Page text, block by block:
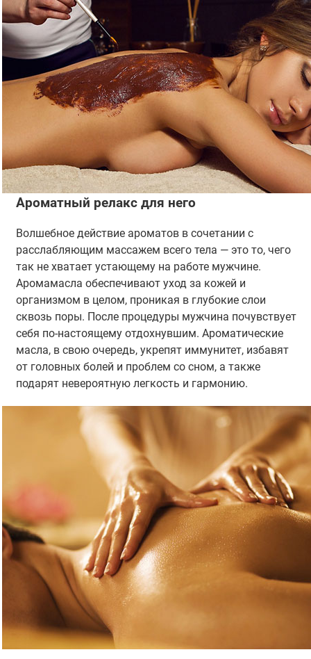
Ароматный релакс для него
Волшебное действие ароматов в сочетании с
расслабляющим массажем всего тела — это то, чего
так не хватает устающему на работе мужчине.
Аромамасла обеспечивают уход за кожей и
организмом в целом, проникая в глубокие слои
сквозь поры. После процедуры мужчина почувствует
себя по-настоящему отдохнувшим. Ароматические
масла, в свою очередь, укрепят иммунитет, избавят
от головных болей и проблем со сном, а также
подарят невероятную легкость и гармонию.